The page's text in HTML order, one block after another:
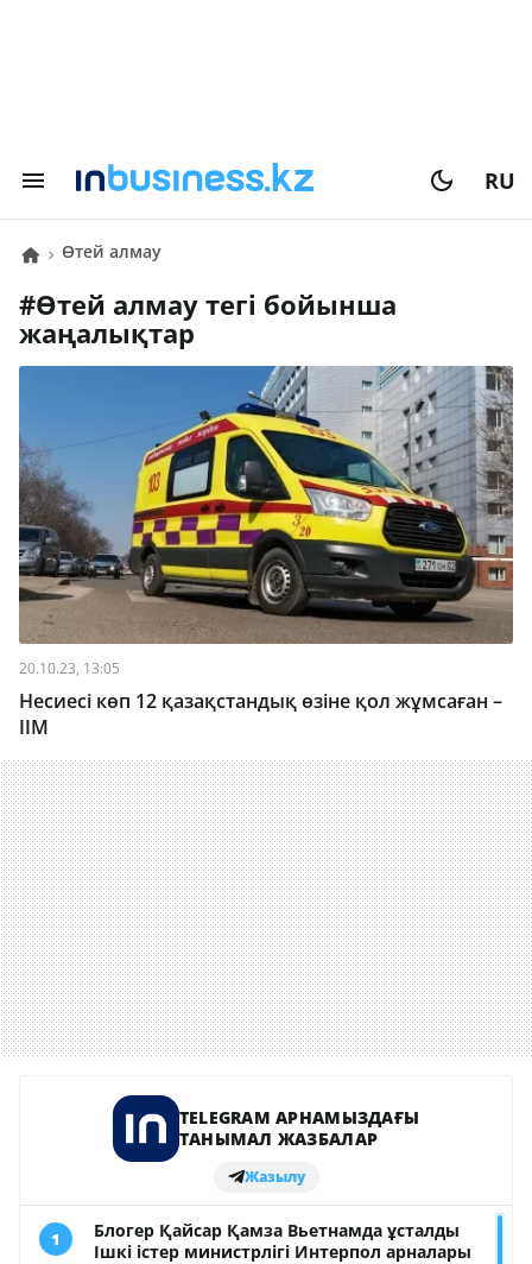
RU
өтей алмау
# өтей алмау тегі бойынша
жаңалықтар
20.10.23, 13:05
Несиесі көп 12 қазақстандық өзіне қол жұмсаған –
ІІМ